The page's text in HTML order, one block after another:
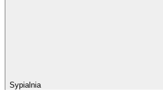
Sypialnia